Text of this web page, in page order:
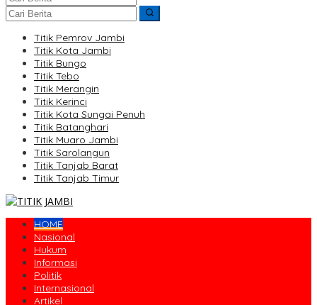
Titik Pemrov Jambi
Titik Kota Jambi
Titik Bungo
Titik Tebo
Titik Merangin
Titik Kerinci
Titik Kota Sungai Penuh
Titik Batanghari
Titik Muaro Jambi
Titik Sarolangun
Titik Tanjab Barat
Titik Tanjab Timur
HOME
Nasional
Hukum
Informasi
Politik
Internasional
Artikel